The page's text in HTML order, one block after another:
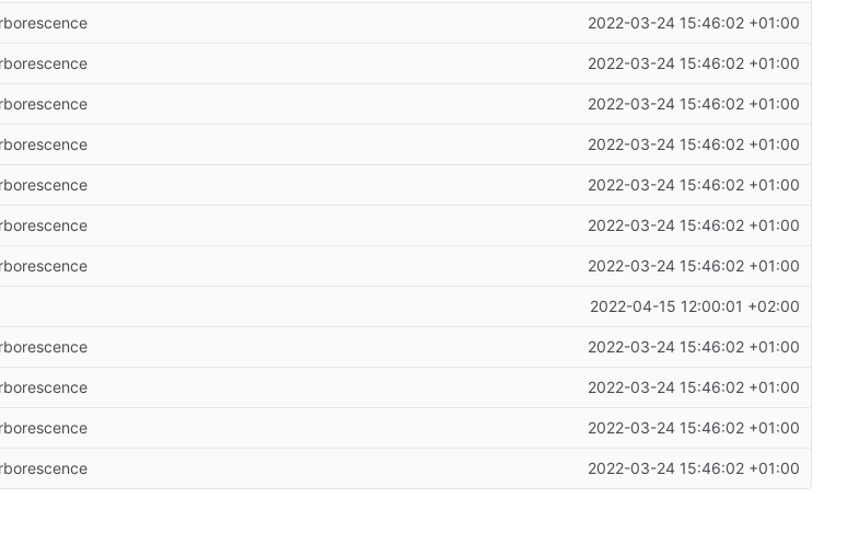
2022-03-24 15:46:02 +01:00
2022-03-24 15:46:02 +01:00
2022-03-24 15:46:02 +01:00
2022-03-24 15:46:02 +01:00
2022-03-24 15:46:02 +01:00
2022-03-24 15:46:02 +01:00
2022-03-24 15:46:02 +01:00
2022-04-15 12:00:01 +02:00
2022-03-24 15:46:02 +01:00
2022-03-24 15:46:02 +01:00
2022-03-24 15:46:02 +01:00
2022-03-24 15:46:02 +01:00